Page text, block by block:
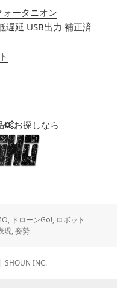
ータニオン
遅延 USB出力 補正済
お探しなら
, ドローンGo!, ロボット
現,姿勢
| SHOUN INC.